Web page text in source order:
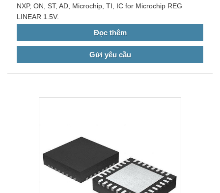
NXP, ON, ST, AD, Microchip, TI, IC for Microchip REG
LINEAR 1.5V.
Đọc thêm
Gửi yêu cầu